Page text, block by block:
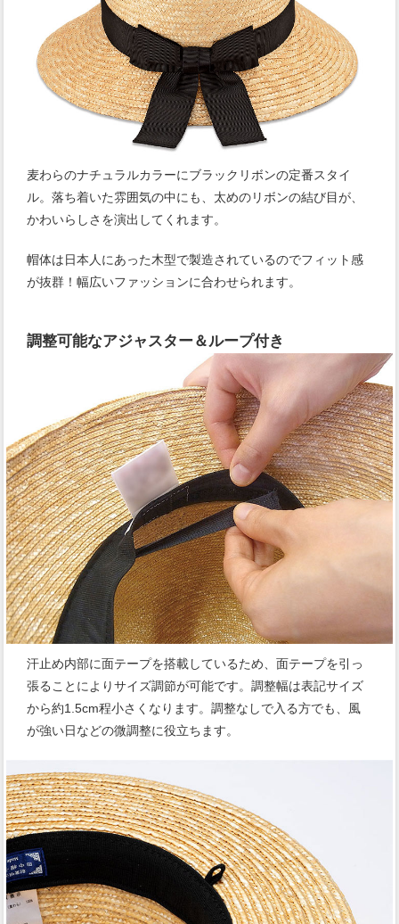
麦わらのナチュラルカラーにブラックリボンの定番スタイ
ル。落ち着いた雰囲気の中にも、太めのリボンの結び目が、
かわいらしさを演出してくれます。
帽体は日本人にあった木型で製造されているのでフィット感
が抜群！幅広いファッションに合わせられます。
調整可能なアジャスター＆ループ付き
汗止め内部に面テープを搭載しているため、面テープを引っ
張ることによりサイズ調節が可能です。調整幅は表記サイズ
から約1.5cm程小さくなります。調整なしで入る方でも、風
が強い日などの微調整に役立ちます。